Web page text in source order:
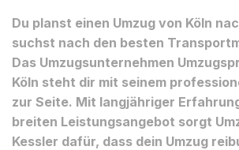
Du planst einen Umzug von Köln
suchst nach den besten
Das Umzugsunternehmen
Köln steht dir mit seinem
zur Seite. Mit langjähriger
breiten Leistungsangebot sorgt
Kessler dafür, dass dein Umzug